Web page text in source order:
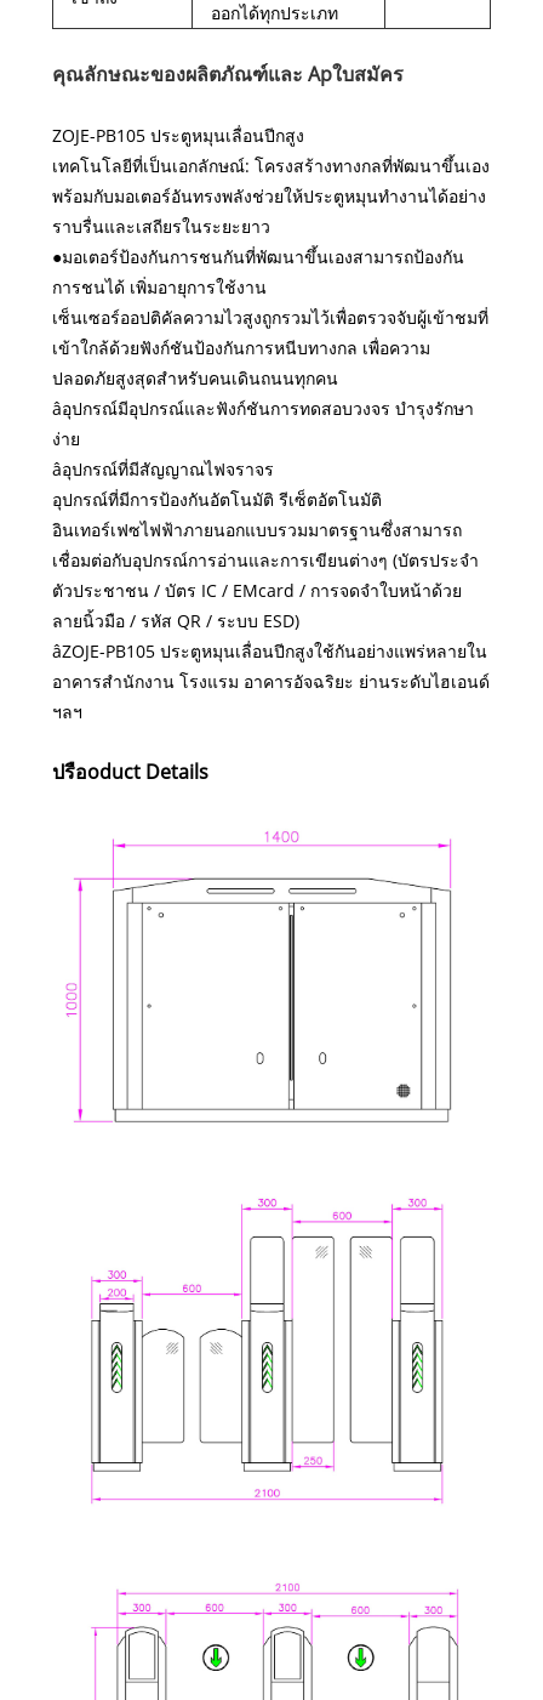
ออกได้ทุกประเภท
คุณลักษณะของผลิตภัณฑ์และ Apใบสมัคร
ZOJE-PB105 ประตูหมุนเลื่อนปีกสูง
เทคโนโลยีที่เป็นเอกลักษณ์: โครงสร้างทางกลที่พัฒนาขึ้นเอง
พร้อมกับมอเตอร์อันทรงพลังช่วยให้ประตูหมุนทำงานได้อย่าง
ราบรื่นและเสถียรในระยะยาว
●มอเตอร์ป้องกันการชนกันที่พัฒนาขึ้นเองสามารถป้องกัน
การชนได้ เพิ่มอายุการใช้งาน
เซ็นเซอร์ออปติคัลความไวสูงถูกรวมไว้เพื่อตรวจจับผู้เข้าชมที่
เข้าใกล้ด้วยฟังก์ชันป้องกันการหนีบทางกล เพื่อความ
ปลอดภัยสูงสุดสำหรับคนเดินถนนทุกคน
âอุปกรณ์มีอุปกรณ์และฟังก์ชันการทดสอบวงจร บำรุงรักษา
ง่าย
âอุปกรณ์ที่มีสัญญาณไฟจราจร
อุปกรณ์ที่มีการป้องกันอัตโนมัติ รีเซ็ตอัตโนมัติ
อินเทอร์เฟซไฟฟ้าภายนอกแบบรวมมาตรฐานซึ่งสามารถ
เชื่อมต่อกับอุปกรณ์การอ่านและการเขียนต่างๆ (บัตรประจำ
ตัวประชาชน / บัตร IC / EMcard / การจดจำใบหน้าด้วย
ลายนิ้วมือ / รหัส QR / ระบบ ESD)
âZOJE-PB105 ประตูหมุนเลื่อนปีกสูงใช้กันอย่างแพร่หลายใน
อาคารสำนักงาน โรงแรม อาคารอัจฉริยะ ย่านระดับไฮเอนด์
ฯลฯ
ปรือoduct Details